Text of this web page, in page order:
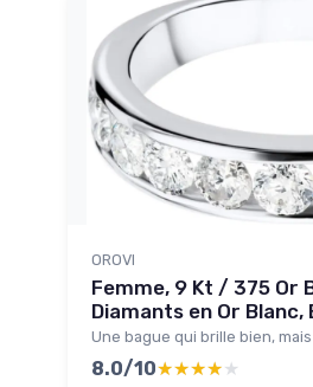
OROVI
Femme, 9 Kt / 375 Or
Diamants en Or Blanc,
Une bague qui brille bien,
8.0/10★★★★★
★★★★★